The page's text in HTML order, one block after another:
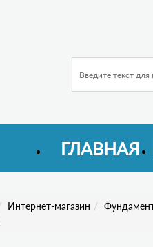
ГЛАВНАЯ
Интернет-магазин